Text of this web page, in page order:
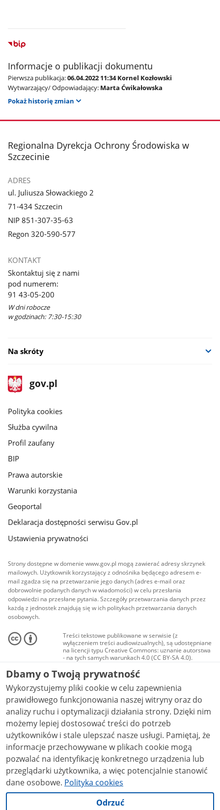
Informacje o publikacji dokumentu
Pierwsza publikacja:06.04.2022 11:34 Kornel Kozłowski
Wytwarzający/ Odpowiadający: Marta Ćwikałowska
Pokaż historię zmian
stopka
Regionalna Dyrekcja Ochrony Środowiska w
Szczecinie
ADRES
ul. Juliusza Słowackiego 2
71-434 Szczecin
NIP 851-307-35-63
Regon 320-590-577
KONTAKT
Skontaktuj się z nami
pod numerem:
91 43-05-200
W dni robocze
w godzinach: 7:30-15:30
Na skróty
stopka
gov.pl
Strona
gov.pl
gov.pl
Polityka cookies
Służba cywilna
Profil zaufany
BIP
Prawa autorskie
Warunki korzystania
Geoportal
Deklaracja dostępności serwisu Gov.pl
Ustawienia prywatności
Strony dostępne w domenie www.gov.pl mogą zawierać adresy skrzynek
mailowych. Użytkownik korzystający z odnośnika będącego adresem e-
mail zgadza się na przetwarzanie jego danych (adres e-mail oraz
dobrowolnie podanych danych w wiadomości) w celu przesłania
odpowiedzi na przesłane pytania. Szczegóły przetwarzania danych przez
każdą z jednostek znajdują się w ich politykach przetwarzania danych
osobowych.
Treści tekstowe publikowane w serwisie (z
wyłączeniem treści audiowizualnych), są udostępniane
na licencji typu Creative Commons: uznanie autorstwa
- na tych samych warunkach 4.0 (CC BY-SA 4.0).
Materiały audiowizualne, w tym zdjęcia, materiały
audio i wideo, są udostępniane na licencji typu
Creative Commons: uznanie autorstwa użycie
niekomercyjne - bez utworów zależnych 4.0 (CC BY-
NC-ND 4.0), o ile nie jest to stwierdzone inaczej.
Dbamy o Twoją prywatność
Wykorzystujemy pliki cookie w celu zapewnienia
prawidłowego funkcjonowania naszej witryny oraz do
analizy ruchu i optymalizacji działania strony. Dzięki nim
możemy lepiej dostosować treści do potrzeb
użytkowników i stale ulepszać nasze usługi. Pamiętaj, że
informacje przechowywane w plikach cookie mogą
pozwalać na identyfikację konkretnego urządzenia lub
przeglądarki użytkownika, a więc potencjalnie stanowić
dane osobowe. Polityka cookies
Odrzuć